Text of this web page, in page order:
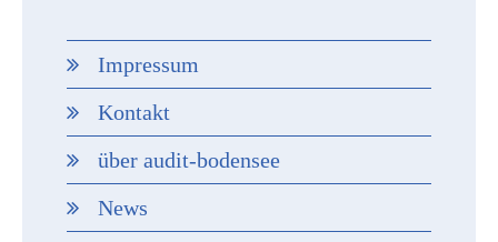
Impressum
Kontakt
über audit-bodensee
News